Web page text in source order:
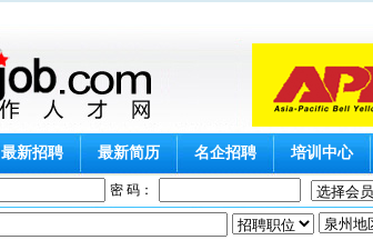
最新招聘 最新简历 名企招聘 培训中心
密 码：